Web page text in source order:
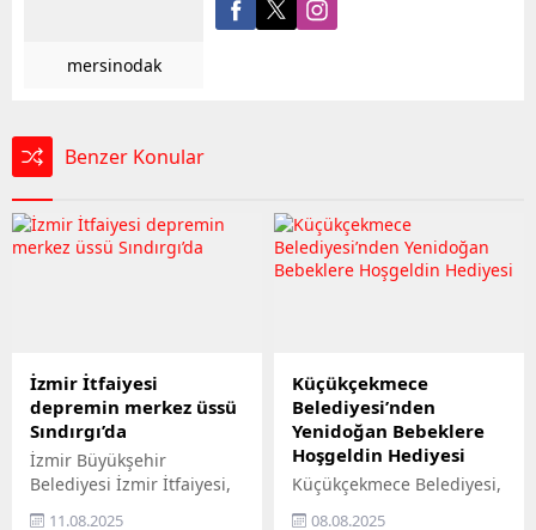
mersinodak
Benzer Konular
İzmir İtfaiyesi
depremin merkez üssü
Sındırgı’da
İzmir Büyükşehir
Belediyesi İzmir İtfaiyesi,
merkez üssü Balıkesir’in
11.08.2025
Küçükçekmece
Belediyesi’nden
Yenidoğan Bebeklere
Hoşgeldin Hediyesi
Küçükçekmece Belediyesi,
‘Yenidoğan Bebek Seti’ ile
08.08.2025